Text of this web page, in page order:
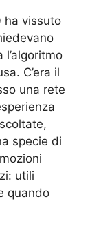
ha vissuto
l’algoritmo
C’era il
una rete
specie di
utili
quando